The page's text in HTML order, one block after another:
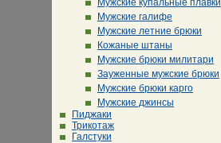
Мужские купальные плавки
Мужские галифе
Мужские летние брюки
Кожаные штаны
Мужские брюки милитари
Зауженные мужские брюки
Мужские брюки карго
Мужские джинсы
Пиджаки
Трикотаж
Галстуки